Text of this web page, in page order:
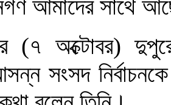
আমাদের সাথে
অক্টোবর) দুপুরে
সংসদ